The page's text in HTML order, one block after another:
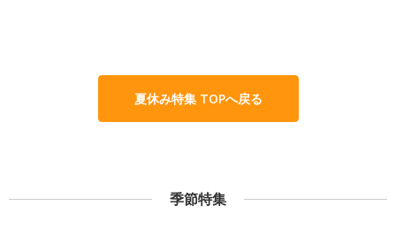
夏休み特集 TOPへ戻る
季節特集